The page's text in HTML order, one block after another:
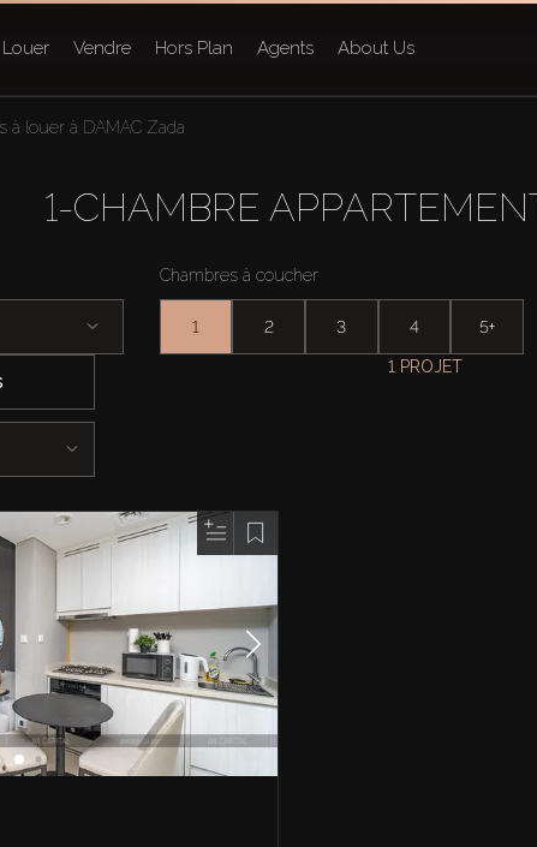
Louer Vendre Hors Plan Agents About Us
à louer à DAMAC Zada
1-CHAMBRE
Chambres à coucher
1 2 3 4 5+
1 PROJET